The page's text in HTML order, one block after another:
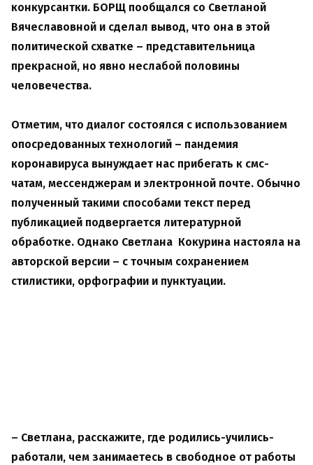
конкурсантки. БОРЩ пообщался со Светланой
Вячеславовной и сделал вывод, что она в этой
политической схватке – представительница
прекрасной, но явно неслабой половины
человечества.
Отметим, что диалог состоялся с использованием
опосредованных технологий – пандемия
коронавируса вынуждает нас прибегать к смс-
чатам, мессенджерам и электронной почте. Обычно
полученный такими способами текст перед
публикацией подвергается литературной
обработке. Однако Светлана Кокурина настояла на
авторской версии – с точным сохранением
стилистики, орфографии и пунктуации.
– Светлана, расскажите, где родились-учились-
работали, чем занимаетесь в свободное от работы